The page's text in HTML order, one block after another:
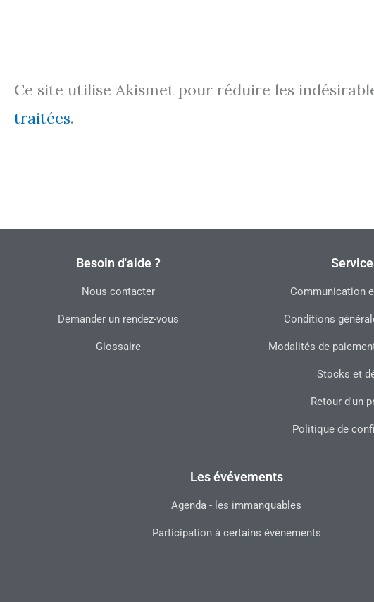
Ce site utilise Akismet pour réduire les
traitées.
Besoin d'aide ?
Nous contacter
Demander un rendez-vous
Glossaire
Communication
Conditions
Modalités de
Stocks et
Retour d'un
Politique de
Les évévements
Agenda - les immanquables
Participation à certains événements